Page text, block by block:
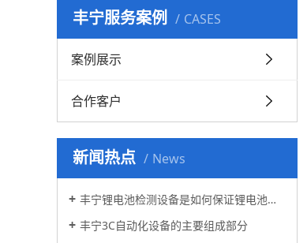
丰宁服务案例 CASES
案例展示
合作客户
新闻热点 News
丰宁锂电池检测设备是如何保证锂电池的安全性和质量的?
丰宁3C自动化设备的主要组成部分